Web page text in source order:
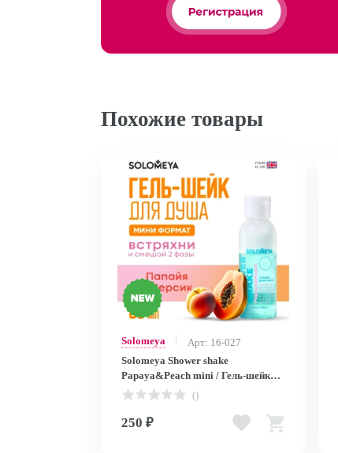
Похожие товары
Solomeya
Арт: 16-027
Solomeya Shower shake
Papaya&Peach mini / Гель-шейк
для душа Папайя и Персик мини,
60 мл SS003-MINI SS003-MINI
()
250 ₽